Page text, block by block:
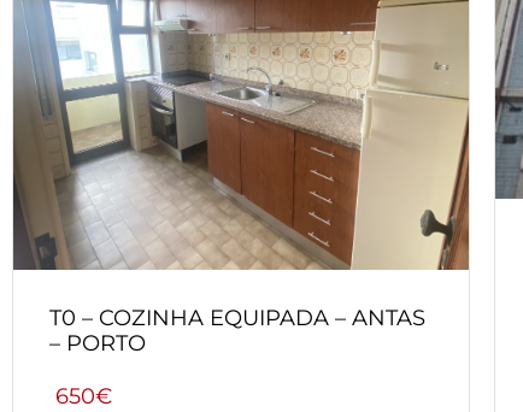
T0 – COZINHA EQUIPADA – ANTAS
– PORTO
650€